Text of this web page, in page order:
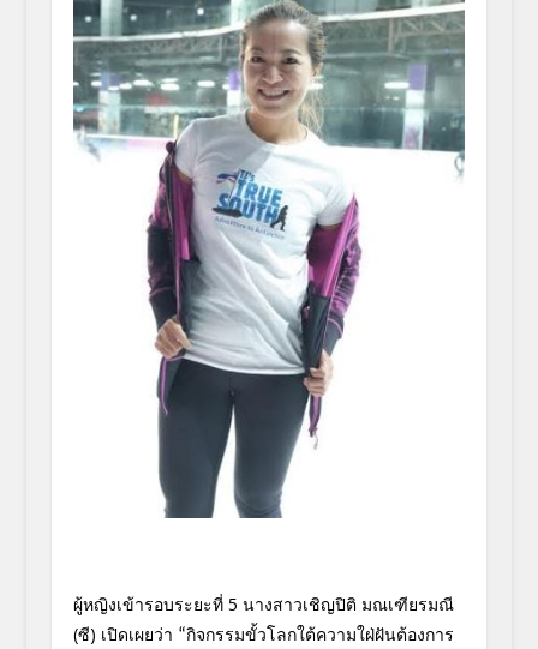
ผู้หญิงเข้ารอบระยะที่ 5 นางสาวเชิญปิติ มณเฑียรมณี
(ซี) เปิดเผยว่า “กิจกรรมขั้วโลกใต้ความใฝ่ฝันต้องการ